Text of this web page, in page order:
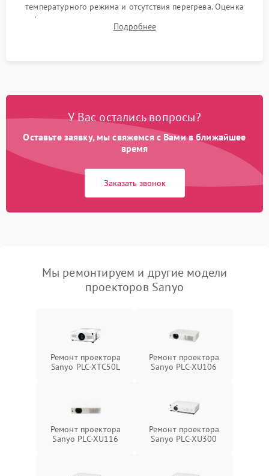
температурного режима и отсутствия перегрева. Оценка
фокуса, контрастности и цветопередачи на тестовых
таблицах. Проверка работы всех видеовходов и кнопок
Подробнее
У Вас остались вопросы?
Оставьте заявку, мы свяжемся с Вами в ближайшее
время
Заказать звонок
Мы ремонтируем и другие модели
проекторов Sanyo
Ремонт проектора
Sanyo PLC-XTC50L
Ремонт проектора
Sanyo PLC-XU106
Ремонт проектора
Sanyo PLC-XU116
Ремонт проектора
Sanyo PLC-XU300